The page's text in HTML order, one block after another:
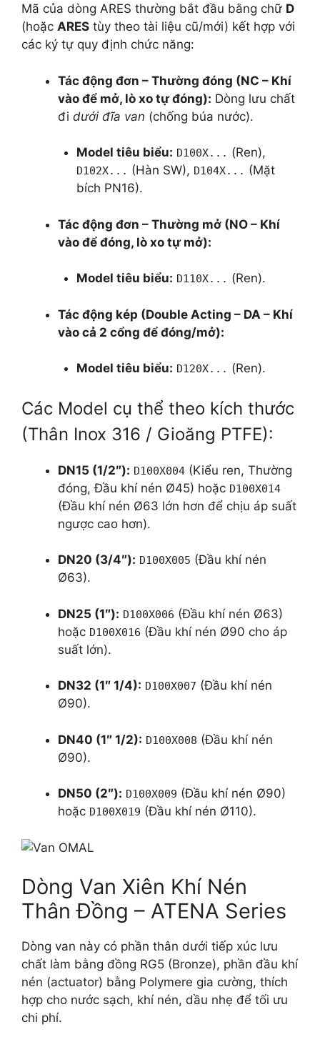
Mã của dòng ARES thường bắt đầu bằng chữ D
(hoặc ARES tùy theo tài liệu cũ/mới) kết hợp với
các ký tự quy định chức năng:
Tác động đơn – Thường đóng (NC – Khí
vào để mở, lò xo tự đóng): Dòng lưu chất
đi dưới đĩa van (chống búa nước).
Model tiêu biểu: D100X... (Ren),
D102X... (Hàn SW), D104X... (Mặt
bích PN16).
Tác động đơn – Thường mở (NO – Khí
vào để đóng, lò xo tự mở):
Model tiêu biểu: D110X... (Ren).
Tác động kép (Double Acting – DA – Khí
vào cả 2 cổng để đóng/mở):
Model tiêu biểu: D120X... (Ren).
Các Model cụ thể theo kích thước
(Thân Inox 316 / Gioăng PTFE):
DN15 (1/2″): D100X004 (Kiểu ren, Thường
đóng, Đầu khí nén Ø45) hoặc D100X014
(Đầu khí nén Ø63 lớn hơn để chịu áp suất
ngược cao hơn).
DN20 (3/4″): D100X005 (Đầu khí nén
Ø63).
DN25 (1″): D100X006 (Đầu khí nén Ø63)
hoặc D100X016 (Đầu khí nén Ø90 cho áp
suất lớn).
DN32 (1″ 1/4): D100X007 (Đầu khí nén
Ø90).
DN40 (1″ 1/2): D100X008 (Đầu khí nén
Ø90).
DN50 (2″): D100X009 (Đầu khí nén Ø90)
hoặc D100X019 (Đầu khí nén Ø110).
Dòng Van Xiên Khí Nén
Thân Đồng – ATENA Series
Dòng van này có phần thân dưới tiếp xúc lưu
chất làm bằng đồng RG5 (Bronze), phần đầu khí
nén (actuator) bằng Polymere gia cường, thích
hợp cho nước sạch, khí nén, dầu nhẹ để tối ưu
chi phí.